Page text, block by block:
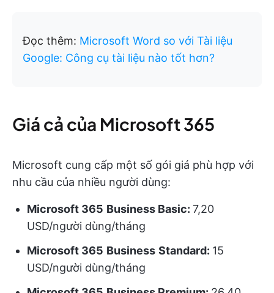
Đọc thêm: Microsoft Word so với Tài liệu
Google: Công cụ tài liệu nào tốt hơn?
Giá cả của Microsoft 365
Microsoft cung cấp một số gói giá phù hợp với
nhu cầu của nhiều người dùng:
Microsoft 365 Business Basic: 7,20
USD/người dùng/tháng
Microsoft 365 Business Standard: 15
USD/người dùng/tháng